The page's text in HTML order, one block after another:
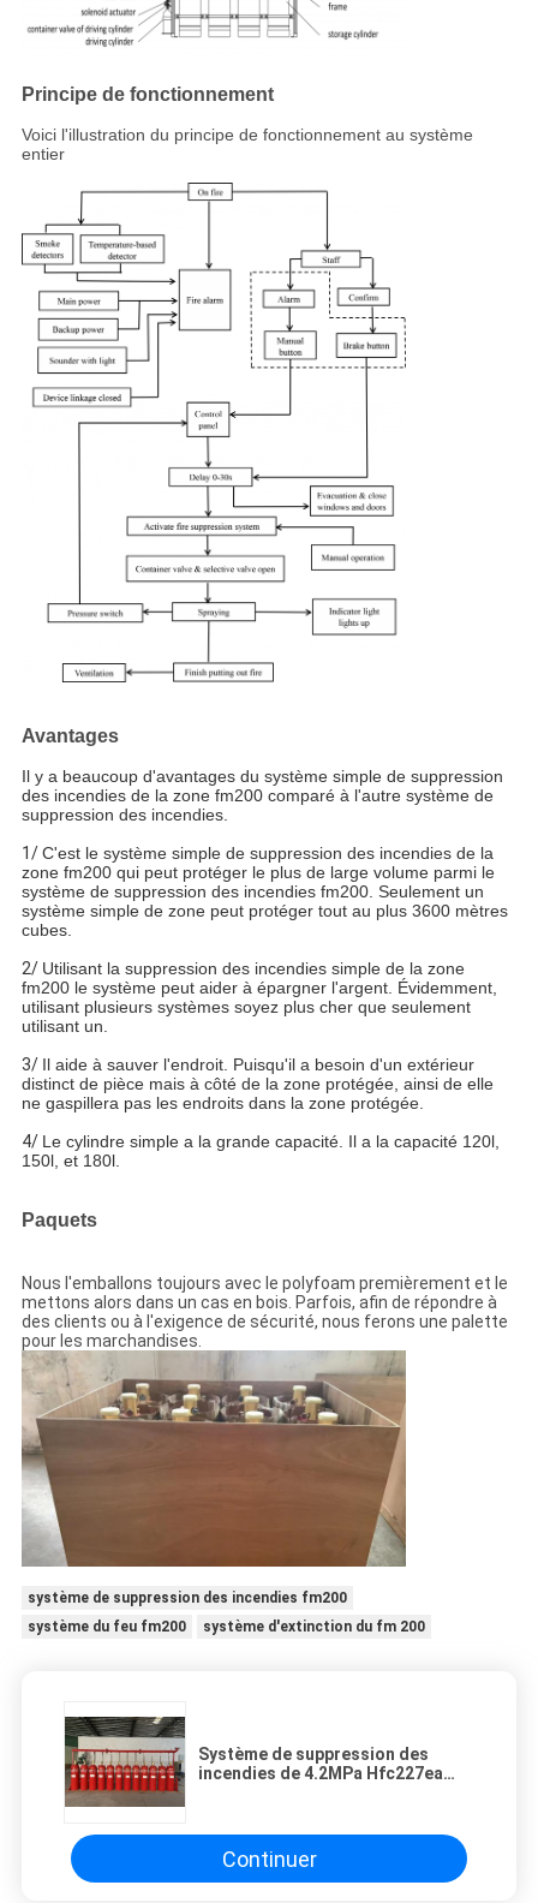
Principe de fonctionnement
Voici l'illustration du principe de fonctionnement au système
entier
Avantages
Il y a beaucoup d'avantages du système simple de suppression
des incendies de la zone fm200 comparé à l'autre système de
suppression des incendies.
1/C'est le système simple de suppression des incendies de la
zone fm200 qui peut protéger le plus de large volume parmi le
système de suppression des incendies fm200. Seulement un
système simple de zone peut protéger tout au plus 3600 mètres
cubes.
2/ Utilisant la suppression des incendies simple de la zone
fm200 le système peut aider à épargner l'argent. Évidemment,
utilisant plusieurs systèmes soyez plus cher que seulement
utilisant un.
3/ Il aide à sauver l'endroit. Puisqu'il a besoin d'un extérieur
distinct de pièce mais à côté de la zone protégée, ainsi de elle
ne gaspillera pas les endroits dans la zone protégée.
4/ Le cylindre simple a la grande capacité. Il a la capacité 120l,
150l, et 180l.
Paquets
Nous l'emballons toujours avec le polyfoam premièrement et le
mettons alors dans un cas en bois. Parfois, afin de répondre à
des clients ou à l'exigence de sécurité, nous ferons une palette
pour les marchandises.
système de suppression des incendies fm200
système du feu fm200
système d'extinction du fm 200
Système de suppression des
incendies de 4.2MPa Hfc227ea
Continuer